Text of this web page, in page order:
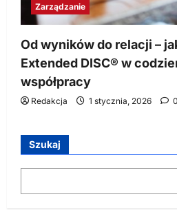
Zarządzanie
Od wyników do relacji –
Extended DISC® w
współpracy
Redakcja 1 stycznia, 2026 0
Szukaj